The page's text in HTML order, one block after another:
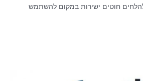
חוטים ישירות במקום להשתמש